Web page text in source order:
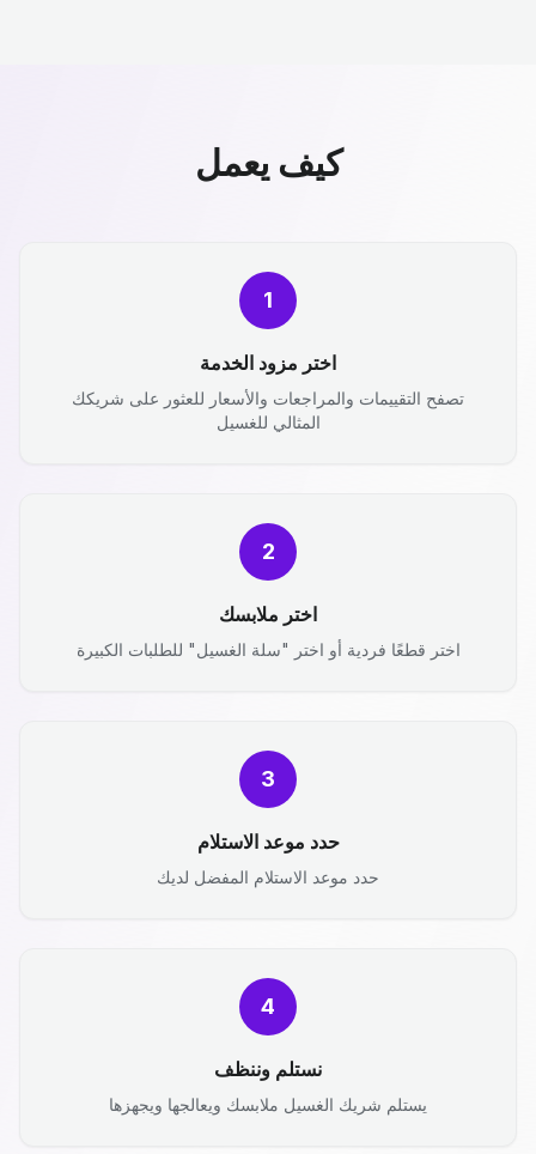
كيف يعمل
1
اختر مزود الخدمة
تصفح التقييمات والمراجعات والأسعار للعثور على شريكك
المثالي للغسيل
2
اختر ملابسك
اختر قطعًا فردية أو اختر "سلة الغسيل" للطلبات الكبيرة
3
حدد موعد الاستلام
حدد موعد الاستلام المفضل لديك
4
نستلم وننظف
يستلم شريك الغسيل ملابسك ويعالجها ويجهزها